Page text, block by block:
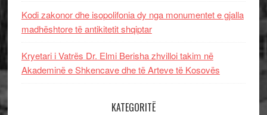
Kodi zakonor dhe isopolifonia dy nga monumentet e gjalla
madhështore të antikitetit shqiptar
Kryetari i Vatrës Dr. Elmi Berisha zhvilloi takim në
Akademinë e Shkencave dhe të Arteve të Kosovës
KATEGORITË